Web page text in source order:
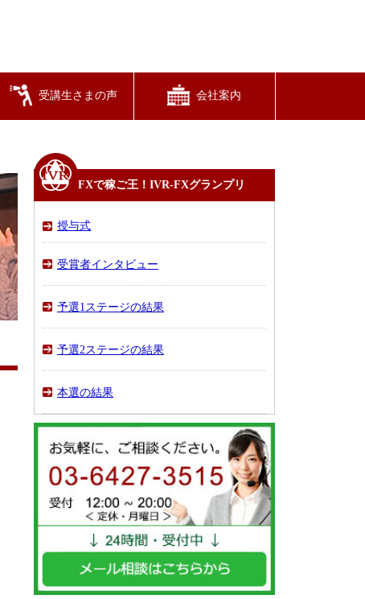
FXで稼ご王！IVR-FXグランプリ
授与式
受賞者インタビュー
大塚ちゃんさま（仮称）（男性）
Linさま（仮称）（女性）
きりんさま（仮称）（女性）
予選1ステージの結果
予選1ステージの結果
予選1ステージ第1週
予選1ステージ第2週
予選1ステージ第3週
予選1ステージ第4週
予選1ステージ第5週
予選2ステージの結果
予選2ステージの結果
予選2ステージ第1週
予選2ステージ第2週
予選2ステージ第3週
予選2ステージ第4週
本選の結果
本選の結果
本選第1～2週
本選第3週
本選最終週
受講生さまの声 会社案内